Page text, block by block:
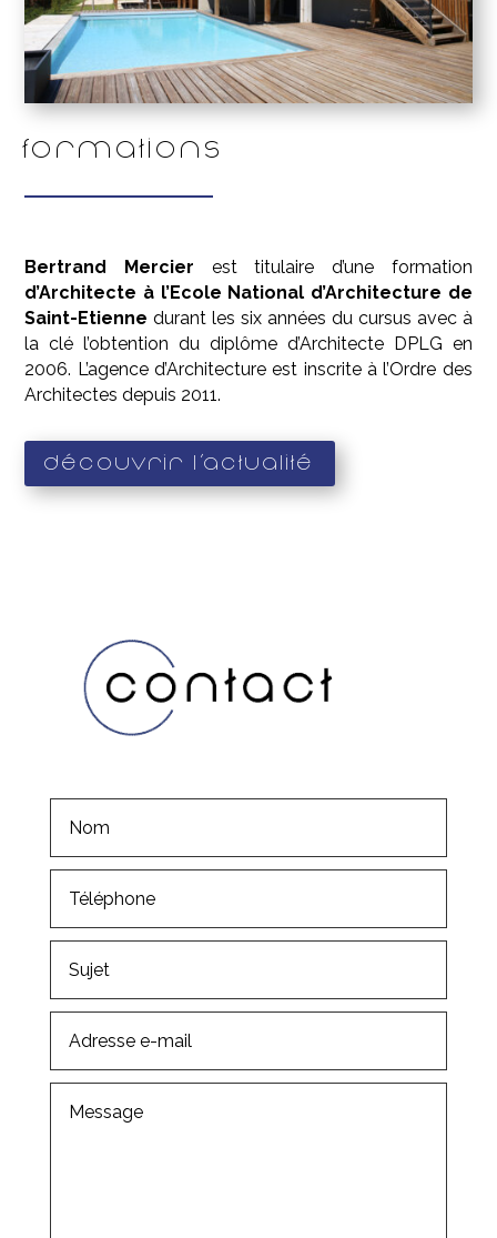
Formations
Bertrand Mercier est titulaire d’une formation
d’Architecte à l’Ecole National d’Architecture de
Saint-Etienne durant les six années du cursus avec à
la clé l’obtention du diplôme d’Architecte DPLG en
2006. L’agence d’Architecture est inscrite à l’Ordre des
Architectes depuis 2011.
Découvrir l'actualité